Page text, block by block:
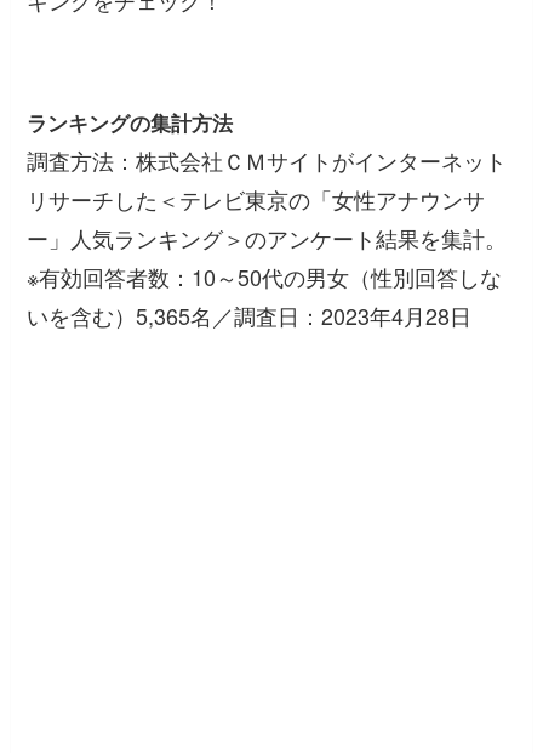
ランキングの集計方法
調査方法：株式会社ＣＭサイトがインターネット
リサーチした＜テレビ東京の「女性アナウンサ
ー」人気ランキング＞のアンケート結果を集計。
※有効回答者数：10～50代の男女（性別回答しな
いを含む）5,365名／調査日：2023年4月28日